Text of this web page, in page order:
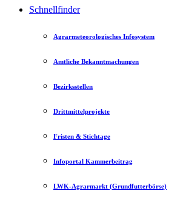
Schnellfinder
Agrarmeteorologisches Infosystem
Amtliche Bekanntmachungen
Bezirksstellen
Drittmittelprojekte
Fristen & Stichtage
Infoportal Kammerbeitrag
LWK-Agrarmarkt (Grundfutterbörse)